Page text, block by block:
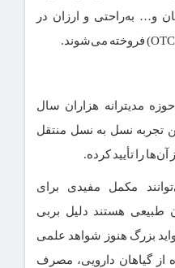
و… به‌راحتی و ارزان در
مدیترانه هزاران سال
تجربه نسل به نسل منتقل
را تأیید کرده.
مکمل مفیدی برای
طبیعی هستند دلیل بربی
بزرگ هنوز شواهد علمی
از گیاهان دارویی، مصرف